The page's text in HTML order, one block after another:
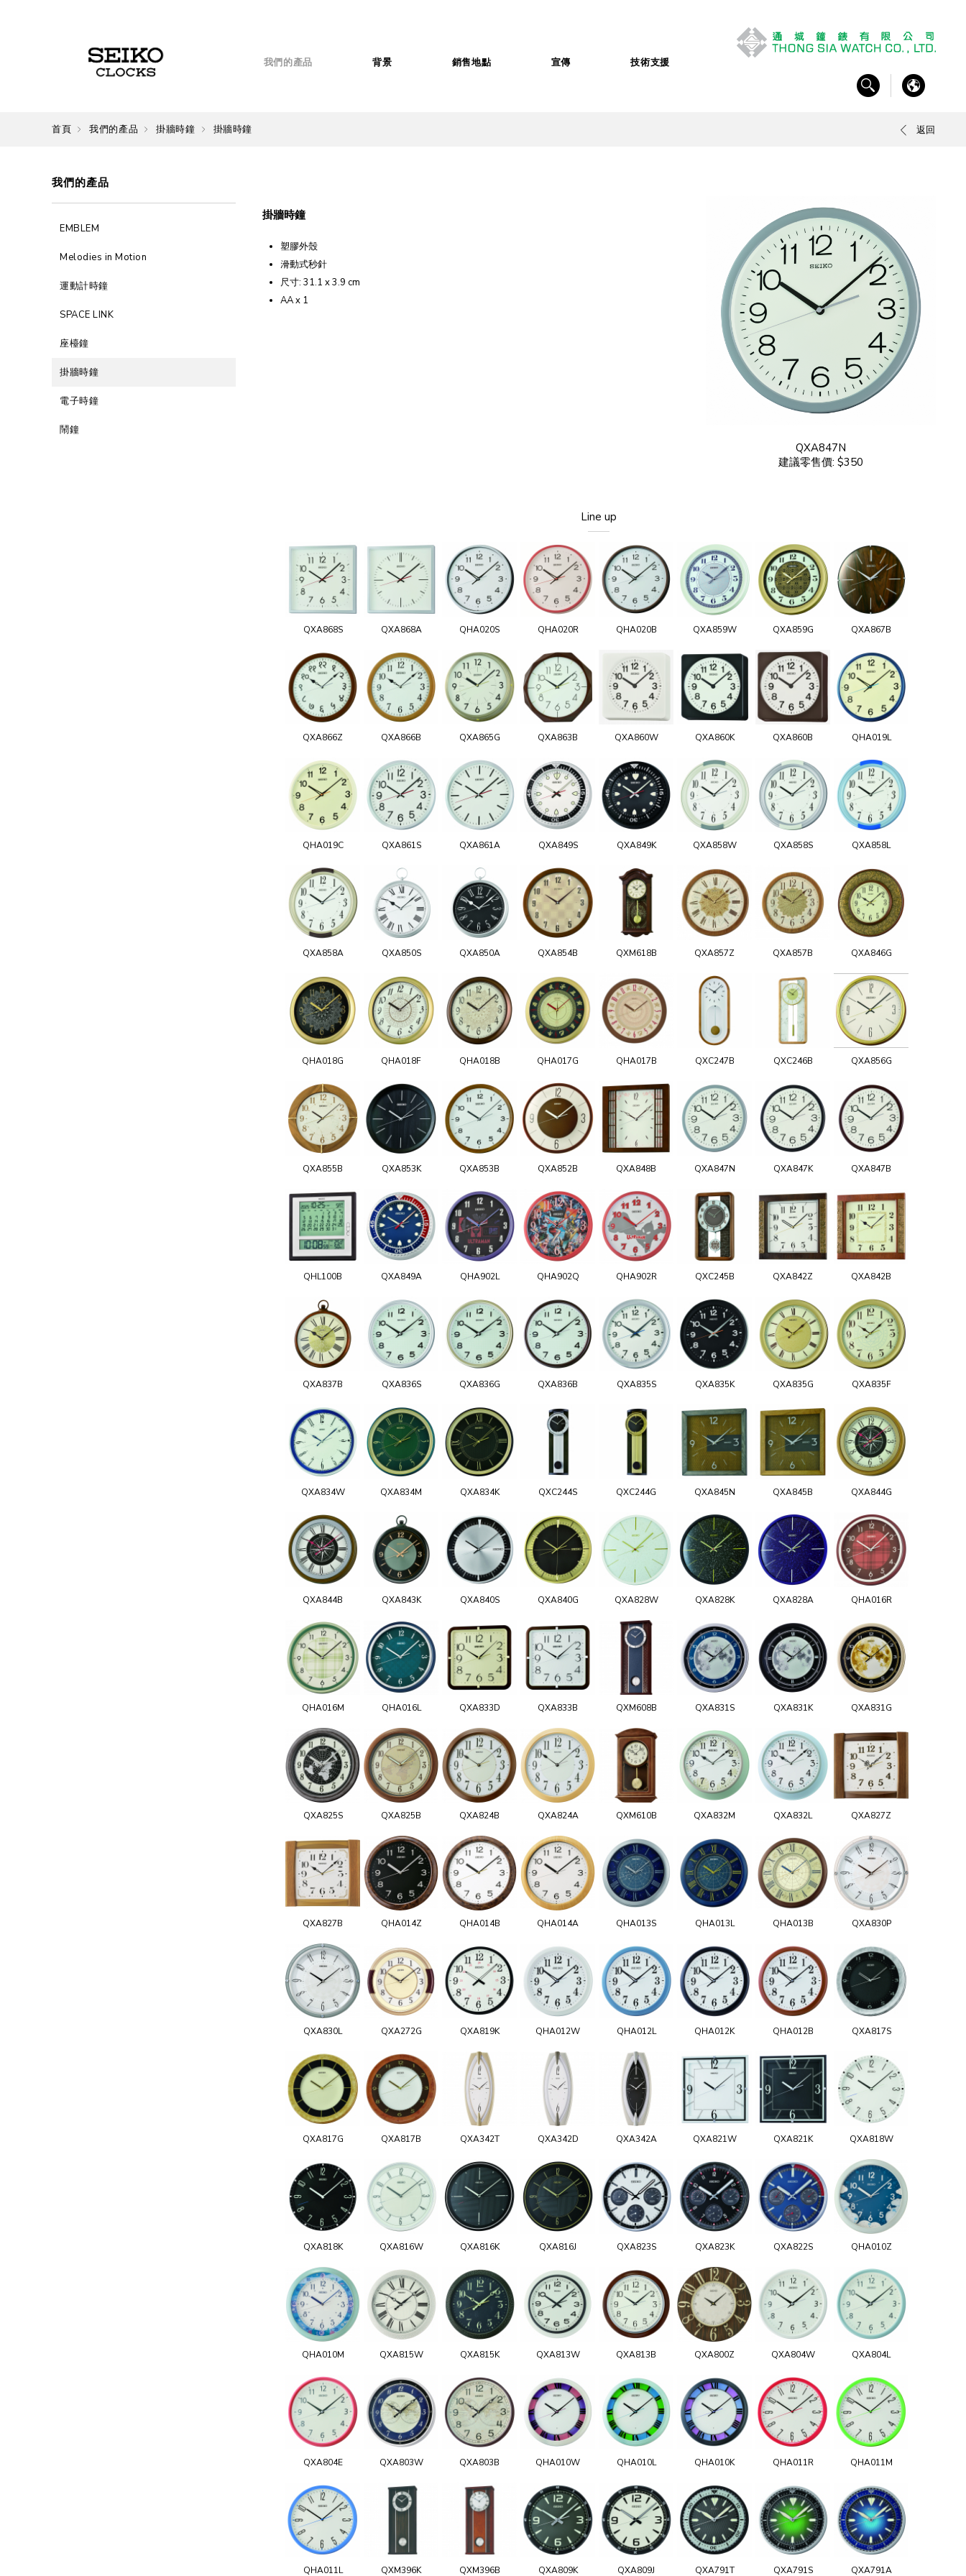
我們的產品 背景 銷售地點 宣傳 技術支援
首頁 我們的產品 掛牆時鐘 掛牆時鐘 返回
我們的產品
EMBLEM
Melodies in Motion
運動計時鐘
SPACE LINK
座檯鐘
掛牆時鐘
電子時鐘
鬧鐘
QXA847N
建議零售價: $350
掛牆時鐘
塑膠外殼
滑動式秒針
尺寸: 31.1 x 3.9 cm
AA x 1
Line up
QXA868S QXA868A QHA020S QHA020R QHA020B QXA859W QXA859G QXA867B
QXA866Z QXA866B QXA865G QXA863B QXA860W QXA860K QXA860B QHA019L
QHA019C QXA861S QXA861A QXA849S QXA849K QXA858W QXA858S QXA858L
QXA858A QXA850S QXA850A QXA854B QXM618B QXA857Z QXA857B QXA846G
QHA018G QHA018F QHA018B QHA017G QHA017B QXC247B QXC246B QXA856G
QXA855B QXA853K QXA853B QXA852B QXA848B QXA847N QXA847K QXA847B
QHL100B QXA849A QHA902L QHA902Q QHA902R QXC245B QXA842Z QXA842B
QXA837B QXA836S QXA836G QXA836B QXA835S QXA835K QXA835G QXA835F
QXA834W QXA834M QXA834K QXC244S QXC244G QXA845N QXA845B QXA844G
QXA844B QXA843K QXA840S QXA840G QXA828W QXA828K QXA828A QHA016R
QHA016M QHA016L QXA833D QXA833B QXM608B QXA831S QXA831K QXA831G
QXA825S QXA825B QXA824B QXA824A QXM610B QXA832M QXA832L QXA827Z
QXA827B QHA014Z QHA014B QHA014A QHA013S QHA013L QHA013B QXA830P
QXA830L QXA272G QXA819K QHA012W QHA012L QHA012K QHA012B QXA817S
QXA817G QXA817B QXA342T QXA342D QXA342A QXA821W QXA821K QXA818W
QXA818K QXA816W QXA816K QXA816J QXA823S QXA823K QXA822S QHA010Z
QHA010M QXA815W QXA815K QXA813W QXA813B QXA800Z QXA804W QXA804L
QXA804E QXA803W QXA803B QHA010W QHA010L QHA010K QHA011R QHA011M
QHA011L QXM396K QXM396B QXA809K QXA809J QXA791T QXA791S QXA791A